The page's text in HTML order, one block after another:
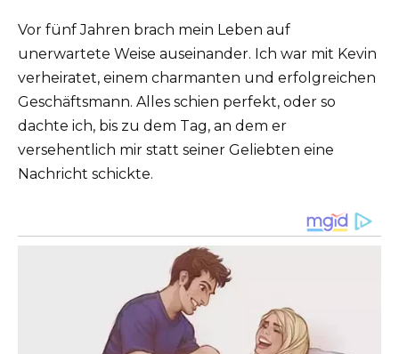
Vor fünf Jahren brach mein Leben auf
unerwartete Weise auseinander. Ich war mit Kevin
verheiratet, einem charmanten und erfolgreichen
Geschäftsmann. Alles schien perfekt, oder so
dachte ich, bis zu dem Tag, an dem er
versehentlich mir statt seiner Geliebten eine
Nachricht schickte.